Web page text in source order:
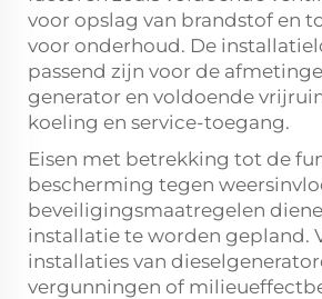
voor opslag van brandstof en
voor onderhoud. De
passend zijn voor de
generator en voldoende
koeling en service-toegang.
Eisen met betrekking tot de
bescherming tegen
beveiligingsmaatregelen
installatie te worden gepland.
installaties van
vergunningen of